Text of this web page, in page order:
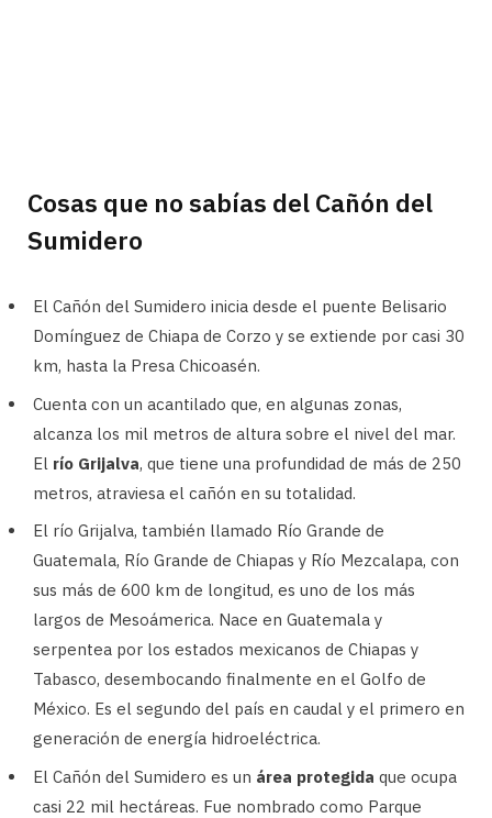
Cosas que no sabías del Cañón del
Sumidero
El Cañón del Sumidero inicia desde el puente Belisario
Domínguez de Chiapa de Corzo y se extiende por casi 30
km, hasta la Presa Chicoasén.
Cuenta con un acantilado que, en algunas zonas,
alcanza los mil metros de altura sobre el nivel del mar.
El río Grijalva, que tiene una profundidad de más de 250
metros, atraviesa el cañón en su totalidad.
El río Grijalva, también llamado Río Grande de
Guatemala, Río Grande de Chiapas y Río Mezcalapa, con
sus más de 600 km de longitud, es uno de los más
largos de Mesoámerica. Nace en Guatemala y
serpentea por los estados mexicanos de Chiapas y
Tabasco, desembocando finalmente en el Golfo de
México. Es el segundo del país en caudal y el primero en
generación de energía hidroeléctrica.
El Cañón del Sumidero es un área protegida que ocupa
casi 22 mil hectáreas. Fue nombrado como Parque